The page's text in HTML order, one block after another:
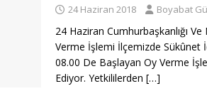
24 Haziran 2018 Boyabat
24 Haziran Cumhurbaşkanlığı
Verme İşlemi İlçemizde Sükûnet
08.00 De Başlayan Oy Verme
Ediyor. Yetkililerden […]